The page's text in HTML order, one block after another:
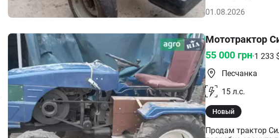
01.08.2026
Мототрактор
55 000 грн·1 233
Песчанка
15 л.с.
Новый
Продам трактор